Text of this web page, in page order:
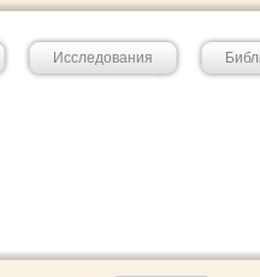
Исследования